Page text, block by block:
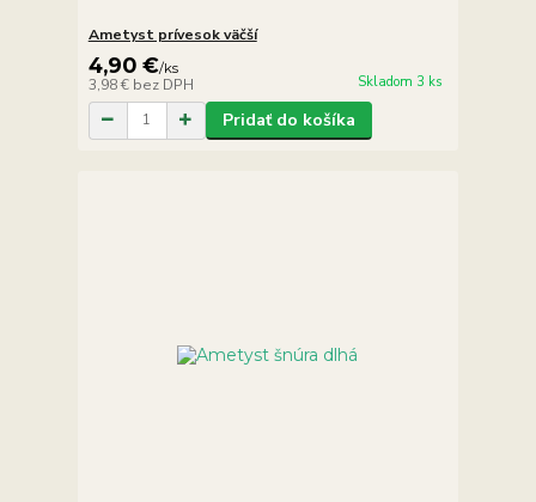
Ametyst prívesok väčší
4,90 €/ks
3,98 € bez DPH Skladom 3 ks
Pridať do košíka